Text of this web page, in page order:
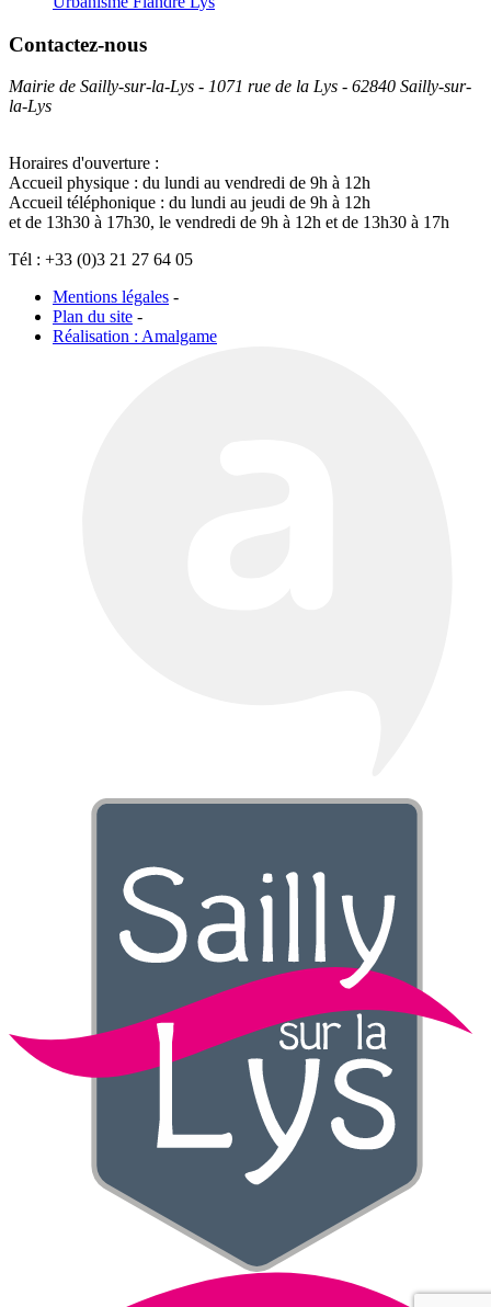
Contactez-nous
Mairie de Sailly-sur-la-Lys - 1071 rue de la Lys - 62840 Sailly-sur-
la-Lys
Horaires d'ouverture :
Accueil physique : du lundi au vendredi de 9h à 12h
Accueil téléphonique : du lundi au jeudi de 9h à 12h
et de 13h30 à 17h30, le vendredi de 9h à 12h et de 13h30 à 17h
Tél : +33 (0)3 21 27 64 05
Mentions légales -
Plan du site -
Réalisation : Amalgame